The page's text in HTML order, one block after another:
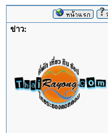
ข่าว: